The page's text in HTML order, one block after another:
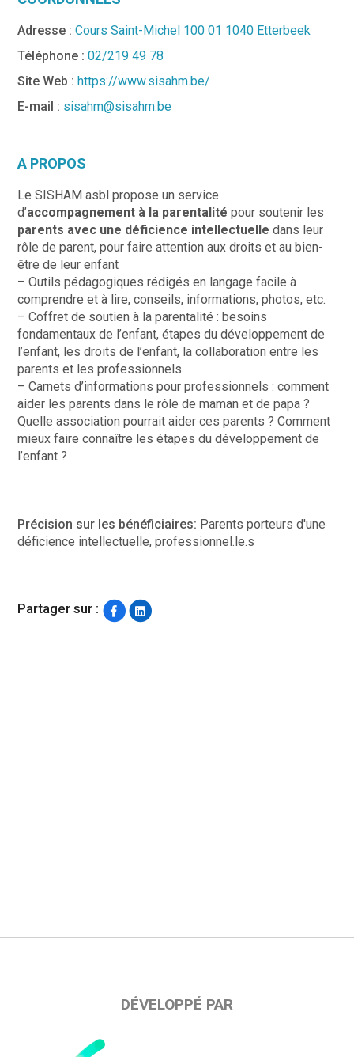
Adresse : Cours Saint-Michel 100 01 1040 Etterbeek
Téléphone :02/219 49 78
Site Web : https://www.sisahm.be/
E-mail : sisahm@sisahm.be
A PROPOS
Le SISHAM asbl propose un service
d’accompagnement à la parentalité pour soutenir les
parents avec une déficience intellectuelle dans leur
rôle de parent, pour faire attention aux droits et au bien-
être de leur enfant
– Outils pédagogiques rédigés en langage facile à
comprendre et à lire, conseils, informations, photos, etc.
– Coffret de soutien à la parentalité : besoins
fondamentaux de l’enfant, étapes du développement de
l’enfant, les droits de l’enfant, la collaboration entre les
parents et les professionnels.
– Carnets d’informations pour professionnels : comment
aider les parents dans le rôle de maman et de papa ?
Quelle association pourrait aider ces parents ? Comment
mieux faire connaître les étapes du développement de
l’enfant ?
Précision sur les bénéficiaires: Parents porteurs d'une
déficience intellectuelle, professionnel.le.s
Partager sur :
DÉVELOPPÉ PAR